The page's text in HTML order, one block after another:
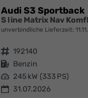
Audi S3 Sportback
S line Matrix Nav
unverbindliche Lieferzeit:
Fahrzeugnr. 192140
Kraftstoff Benzin
Leistung 245 kW (333 PS)
31.07.2026